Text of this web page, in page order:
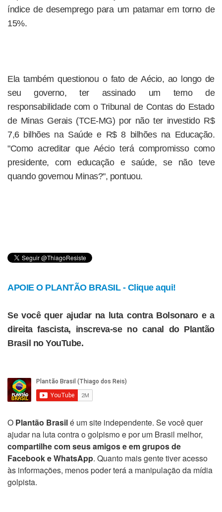
índice de desemprego para um patamar em torno de
15%.
Ela também questionou o fato de Aécio, ao longo de
seu governo, ter assinado um terno de
responsabilidade com o Tribunal de Contas do Estado
de Minas Gerais (TCE-MG) por não ter investido R$
7,6 bilhões na Saúde e R$ 8 bilhões na Educação.
"Como acreditar que Aécio terá compromisso como
presidente, com educação e saúde, se não teve
quando governou Minas?", pontuou.
APOIE O PLANTÃO BRASIL - Clique aqui!
Se você quer ajudar na luta contra Bolsonaro e a
direita fascista, inscreva-se no canal do Plantão
Brasil no YouTube.
O Plantão Brasilé um site independente. Se você quer
ajudar na luta contra o golpismo e por um Brasil melhor,
compartilhe com seus amigos e em grupos de
Facebook e WhatsApp. Quanto mais gente tiver acesso
às informações, menos poder terá a manipulação da mídia
golpista.